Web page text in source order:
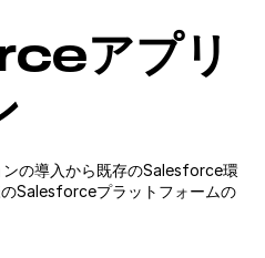
アプリ
の導入から既存のSalesforce環
Salesforceプラットフォームの